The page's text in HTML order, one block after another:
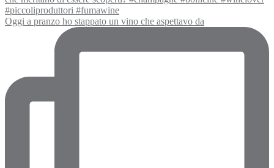
Oggi a pranzo ho stappato un vino che aspettavo da